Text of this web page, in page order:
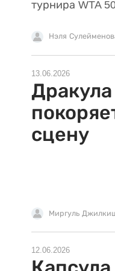
турнира WTA
Нэля
13.06.2026
сцену
Миргуль
12.06.2026